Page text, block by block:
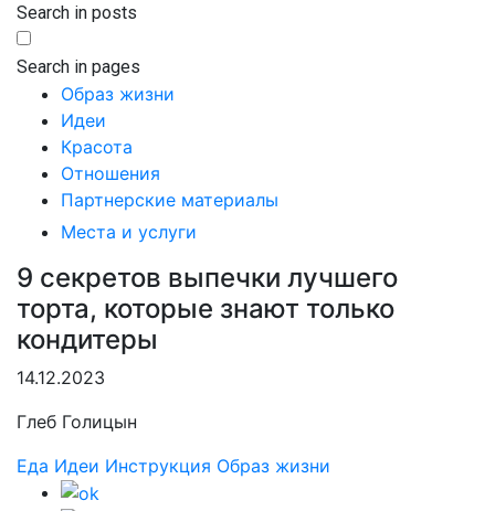
Search in posts
Search in pages
Образ жизни
Идеи
Красота
Отношения
Партнерские материалы
Места и услуги
9 секретов выпечки лучшего
торта, которые знают только
кондитеры
14.12.2023
Глеб Голицын
Еда Идеи Инструкция Образ жизни